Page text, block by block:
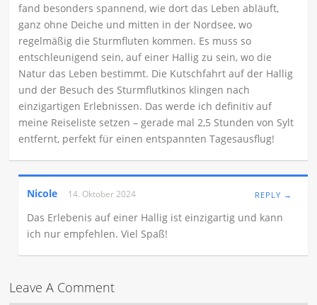
fand besonders spannend, wie dort das Leben abläuft,
ganz ohne Deiche und mitten in der Nordsee, wo
regelmäßig die Sturmfluten kommen. Es muss so
entschleunigend sein, auf einer Hallig zu sein, wo die
Natur das Leben bestimmt. Die Kutschfahrt auf der Hallig
und der Besuch des Sturmflutkinos klingen nach
einzigartigen Erlebnissen. Das werde ich definitiv auf
meine Reiseliste setzen – gerade mal 2,5 Stunden von Sylt
entfernt, perfekt für einen entspannten Tagesausflug!
Nicole 14. Oktober 2024 REPLY →
Das Erlebenis auf einer Hallig ist einzigartig und kann
ich nur empfehlen. Viel Spaß!
Leave A Comment